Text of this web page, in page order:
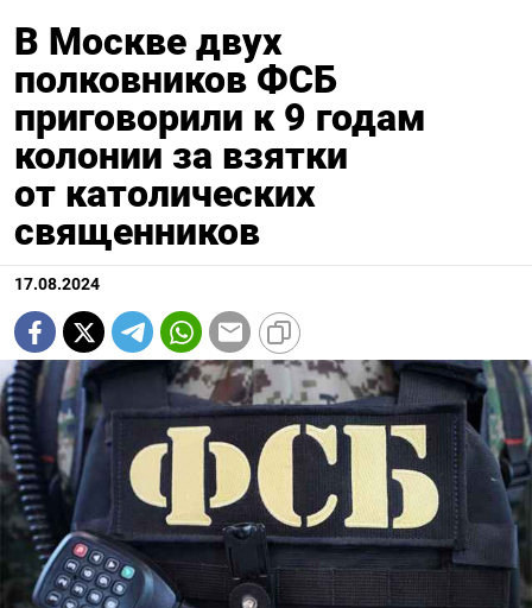
В Москве двух
полковников ФСБ
приговорили к 9 годам
колонии за взятки
от католических
священников
17.08.2024